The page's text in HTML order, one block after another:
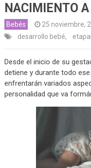
NACIMIENTO
Bebés 25 noviembre,
desarrollo bebé,
Desde el inicio de su
detiene y durante todo
enfrentarán variados
personalidad que va